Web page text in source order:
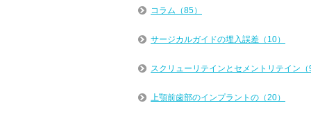
コラム（85）
サージカルガイドの埋入誤差（10）
スクリューリテインとセメントリテイン（
上顎前歯部のインプラントの（20）